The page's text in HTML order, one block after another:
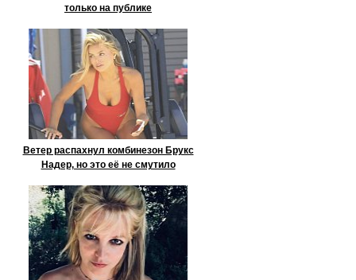
только на публике
Ветер распахнул комбинезон Брукс
Надер, но это её не смутило